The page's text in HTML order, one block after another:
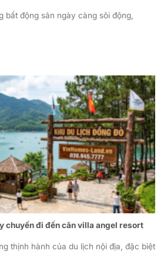
bất động sản ngày càng sôi động,
chuyến đi đến căn villa angel resort
thịnh hành của du lịch nội địa, đặc biệt